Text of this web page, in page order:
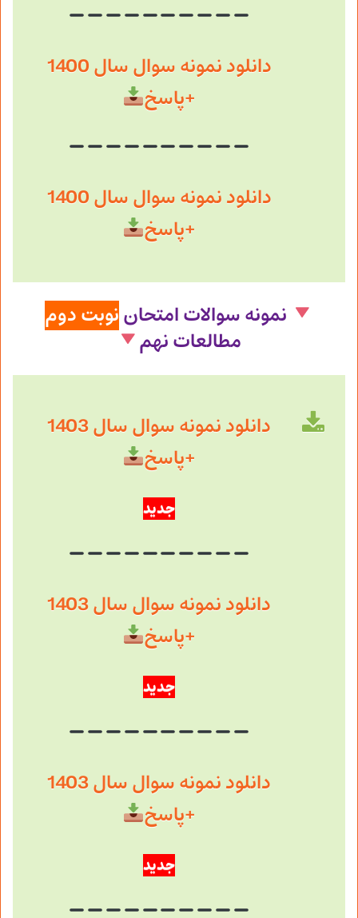
دانلود نمونه سوال سال 1400
+پاسخ
دانلود نمونه سوال سال 1400
+پاسخ
نمونه سوالات امتحاننوبت دوم
مطالعات نهم
دانلود نمونه سوال سال 1403
+پاسخ
جدید
دانلود نمونه سوال سال 1403
+پاسخ
جدید
دانلود نمونه سوال سال 1403
+پاسخ
جدید